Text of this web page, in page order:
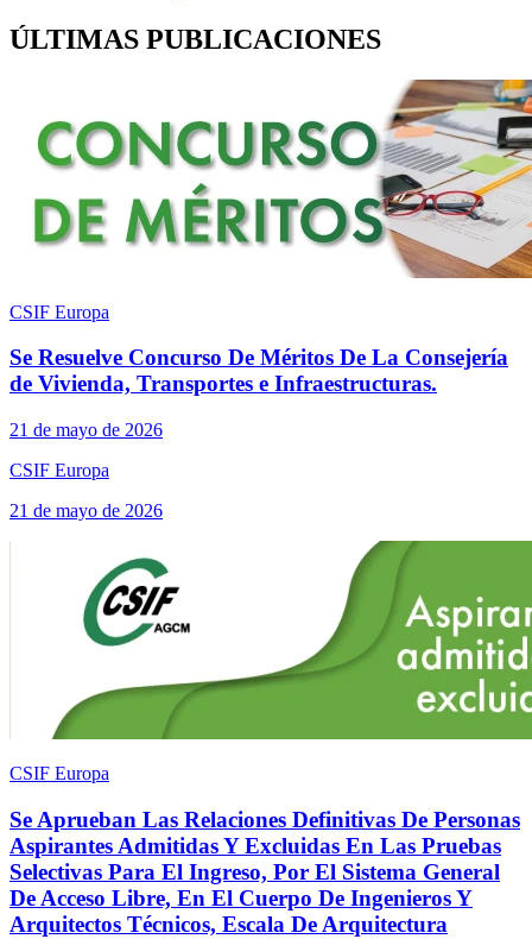
ÚLTIMAS PUBLICACIONES
CSIF Europa
Se Resuelve Concurso De Méritos De La Consejería
de Vivienda, Transportes e Infraestructuras.
21 de mayo de 2026
CSIF Europa
21 de mayo de 2026
CSIF Europa
Se Aprueban Las Relaciones Definitivas De Personas
Aspirantes Admitidas Y Excluidas En Las Pruebas
Selectivas Para El Ingreso, Por El Sistema General
De Acceso Libre, En El Cuerpo De Ingenieros Y
Arquitectos Técnicos, Escala De Arquitectura